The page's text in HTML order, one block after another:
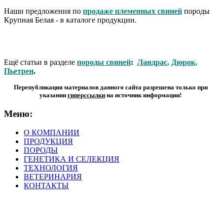
Наши предложения по продаже племенных свиней породы
Крупная Белая - в каталоге продукции.
Ещё статьи в разделе породы свиней: Ландрас, Дюрок,
Пьетрен.
Перепубликация материалов данного сайта разрешена только при
указании гиперсcылки на источник информации!
Меню:
О КОМПАНИИ
ПРОДУКЦИЯ
ПОРОДЫ
ГЕНЕТИКА И СЕЛЕКЦИЯ
ТЕХНОЛОГИЯ
ВЕТЕРИНАРИЯ
КОНТАКТЫ